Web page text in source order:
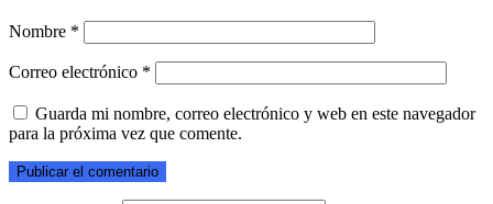
Nombre *
Correo electrónico *
Guarda mi nombre, correo electrónico y web en este navegador
para la próxima vez que comente.